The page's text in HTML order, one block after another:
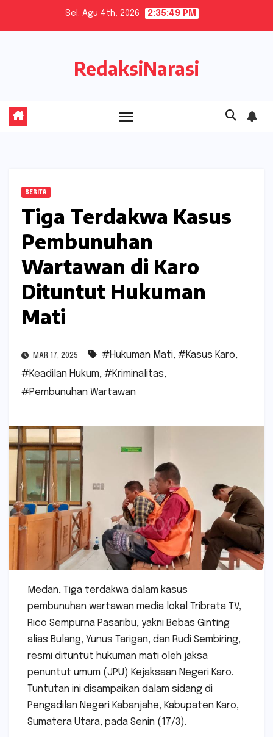
Sel. Agu 4th, 2026 2:35:49 PM
RedaksiNarasi
BERITA
Tiga Terdakwa Kasus
Pembunuhan
Wartawan di Karo
Dituntut Hukuman
Mati
MAR 17, 2025 #Hukuman Mati, #Kasus Karo,
#Keadilan Hukum, #Kriminalitas,
#Pembunuhan Wartawan
Medan, Tiga terdakwa dalam kasus
pembunuhan wartawan media lokal Tribrata TV,
Rico Sempurna Pasaribu, yakni Bebas Ginting
alias Bulang, Yunus Tarigan, dan Rudi Sembiring,
resmi dituntut hukuman mati oleh jaksa
penuntut umum (JPU) Kejaksaan Negeri Karo.
Tuntutan ini disampaikan dalam sidang di
Pengadilan Negeri Kabanjahe, Kabupaten Karo,
Sumatera Utara, pada Senin (17/3).